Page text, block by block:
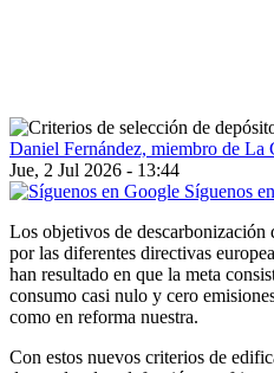
Daniel Fernández, miembro de
Jue, 2 Jul 2026 - 13:44
Síguenos
Los objetivos de descarbonización
por las diferentes directivas
han resultado en que la meta
consumo casi nulo y cero
como en reforma nuestra.
Con estos nuevos criterios de